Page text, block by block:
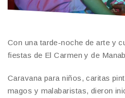
Con una tarde-noche de arte y
fiestas de El Carmen y de
Caravana para niños, caritas
magos y malabaristas, dieron